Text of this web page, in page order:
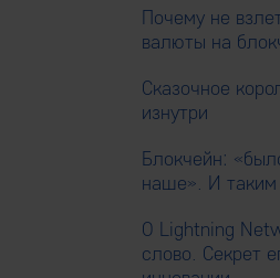
Почему не
валюты на
Сказочное
изнутри
Блoкчeйн:
наше». И таким
О Lightning
слово. Секрет